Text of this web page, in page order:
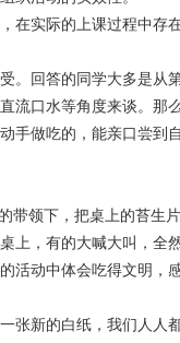
实际的上课过程中存在
回答的同学大多是从
流口水等角度来谈。那
手做吃的，能亲口尝到
领下，把桌上的苔生
上，有的大喊大叫，全
活动中体会吃得文明，
新的白纸，我们人人